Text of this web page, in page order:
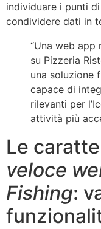
individuare i punti
condividere dati in
“Una web app
su Pizzeria
una soluzione
capace di
rilevanti per
attività più
Le
veloce
Fishing: